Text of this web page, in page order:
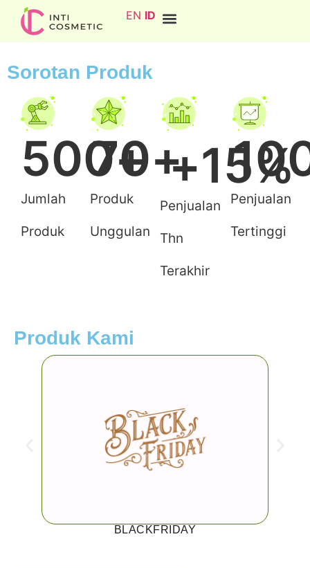
EN ID
Sorotan Produk
Jumlah
Produk
500+
Produk
Unggulan
70+
Penjualan
Thn
Terakhir
+15%
Penjualan
Tertinggi
Produk Kami
BLACKFRIDAY